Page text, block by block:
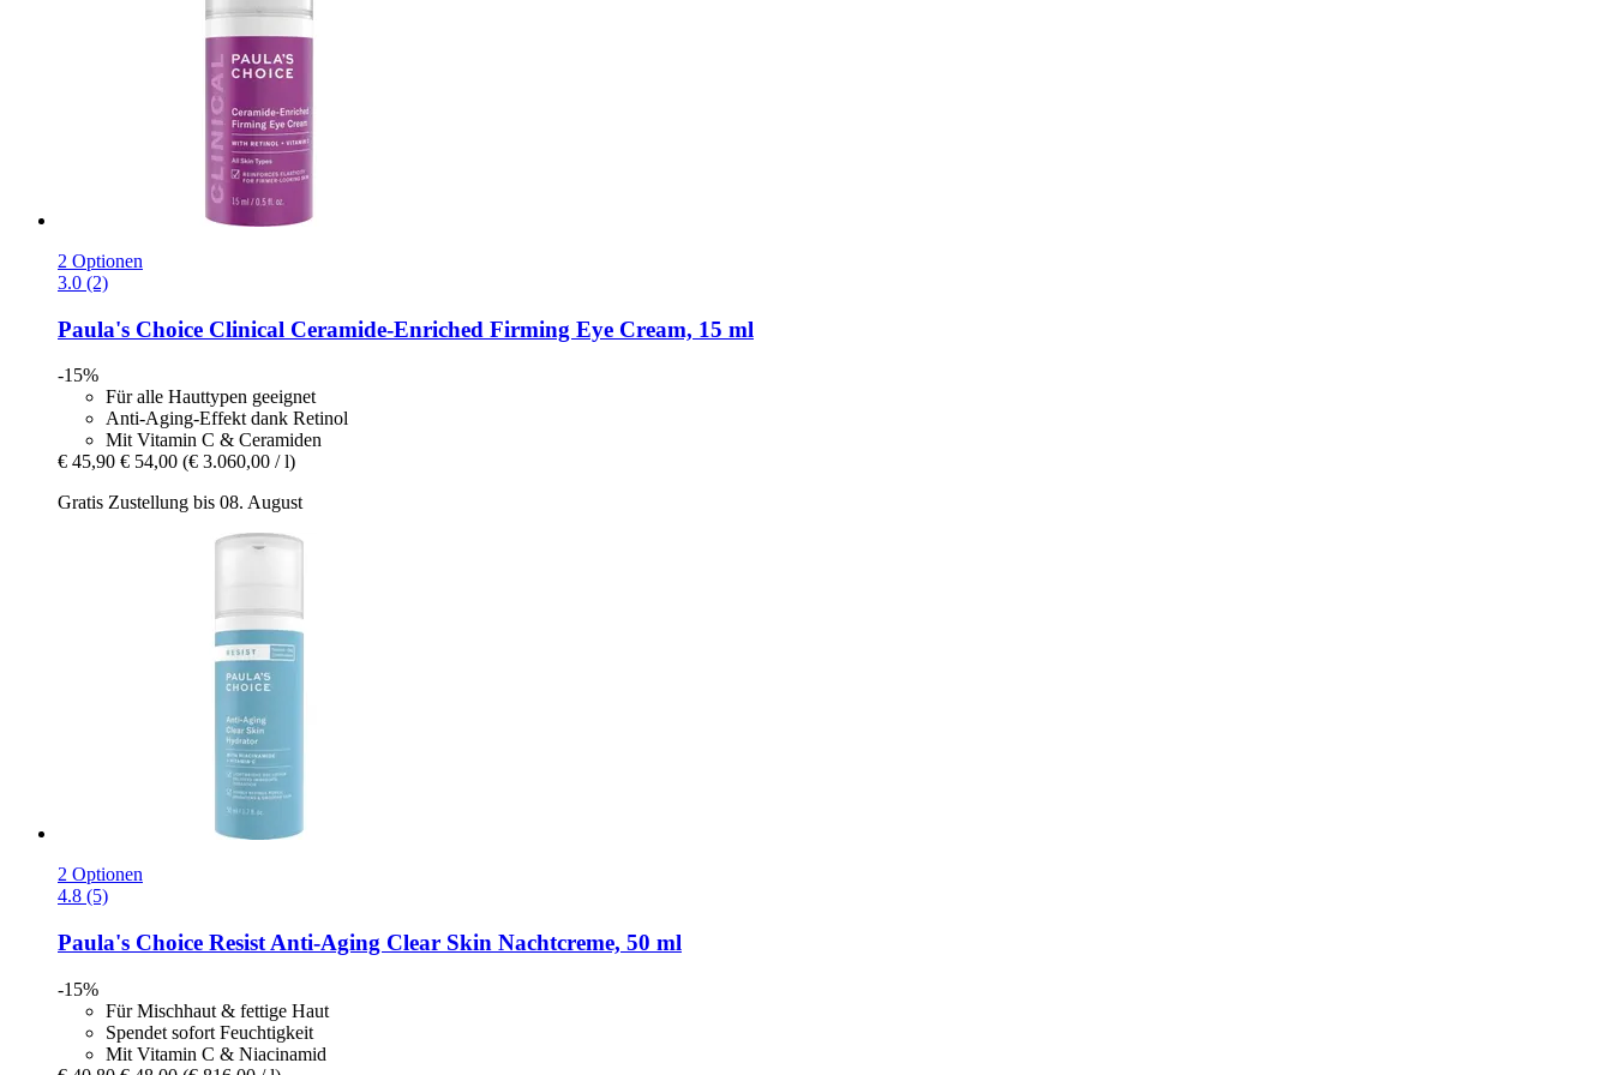
2 Optionen
3.0 (2)
Paula's Choice Clinical Ceramide-​Enriched Firming Eye Cream, 15 ml
-15%
Für alle Hauttypen geeignet
Anti-Aging-Effekt dank Retinol
Mit Vitamin C & Ceramiden
€ 45,90 € 54,00 (€ 3.060,00 / l)
Gratis Zustellung bis 08. August
2 Optionen
4.8 (5)
Paula's Choice Resist Anti-​Aging Clear Skin Nachtcreme, 50 ml
-15%
Für Mischhaut & fettige Haut
Spendet sofort Feuchtigkeit
Mit Vitamin C & Niacinamid